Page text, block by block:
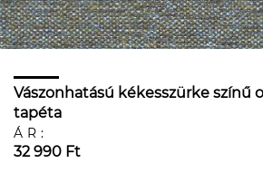
Vászonhatású kékesszürke színű
tapéta
ÁR:
32 990 Ft